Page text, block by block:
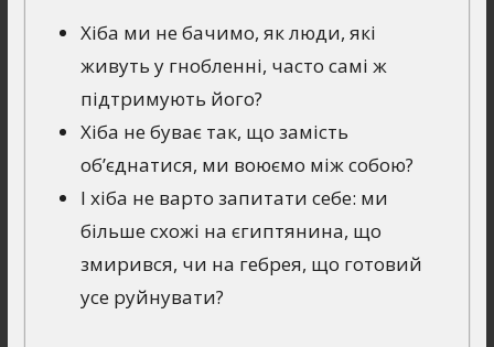
Хіба ми не бачимо, як люди, які
живуть у гнобленні, часто самі ж
підтримують його?
Хіба не буває так, що замість
об’єднатися, ми воюємо між собою?
І хіба не варто запитати себе: ми
більше схожі на єгиптянина, що
змирився, чи на гебрея, що готовий
усе руйнувати?